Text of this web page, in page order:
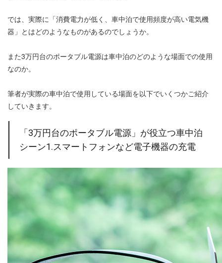
では、実際に「消費電力が低く、車中泊で使用頻度が高い電気機
器」とはどのようなものがあるのでしょうか。
また3万円台のポータブル電源は車中泊のどのような場面での使用
なのか。
筆者が実際の車中泊で使用している場面を以下でいくつかご紹介
していきます。
「3万円台のポータブル電源」が役立つ車中泊
シーン1.スマートフォンなど電子機器の充電